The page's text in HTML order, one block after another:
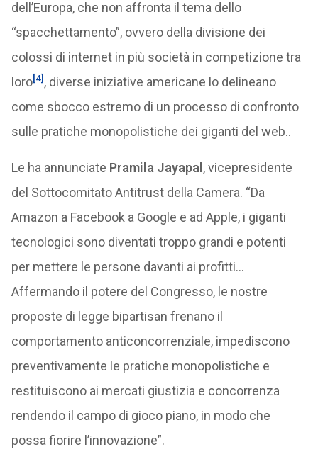
dell’Europa, che non affronta il tema dello
“spacchettamento”, ovvero della divisione dei
colossi di internet in più società in competizione tra
loro[4] , diverse iniziative americane lo delineano
come sbocco estremo di un processo di confronto
sulle pratiche monopolistiche dei giganti del web..
Le ha annunciate Pramila Jayapal , vicepresidente
del Sottocomitato Antitrust della Camera. “Da
Amazon a Facebook a Google e ad Apple, i giganti
tecnologici sono diventati troppo grandi e potenti
per mettere le persone davanti ai profitti…
Affermando il potere del Congresso, le nostre
proposte di legge bipartisan frenano il
comportamento anticoncorrenziale, impediscono
preventivamente le pratiche monopolistiche e
restituiscono ai mercati giustizia e concorrenza
rendendo il campo di gioco piano, in modo che
possa fiorire l’innovazione”.